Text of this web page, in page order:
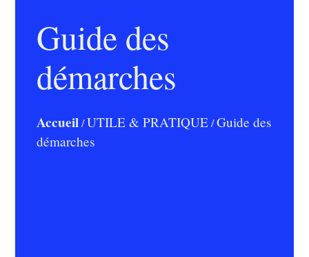
Guide des
démarches
Accueil/UTILE & PRATIQUE/Guide des
démarches